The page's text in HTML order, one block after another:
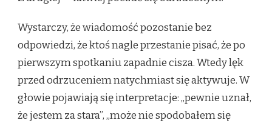
Wystarczy, że wiadomość pozostanie bez
odpowiedzi, że ktoś nagle przestanie pisać, że po
pierwszym spotkaniu zapadnie cisza. Wtedy lęk
przed odrzuceniem natychmiast się aktywuje. W
głowie pojawiają się interpretacje: „pewnie uznał,
że jestem za stara”, „może nie spodobałem się